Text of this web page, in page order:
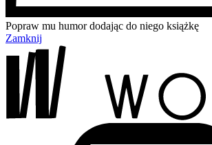
Popraw mu humor dodając do niego książkę
Zamknij
Przejdź
treści
Przejdź
menu
Przejdź
wyszukiwarki
Przejdź
koszyka